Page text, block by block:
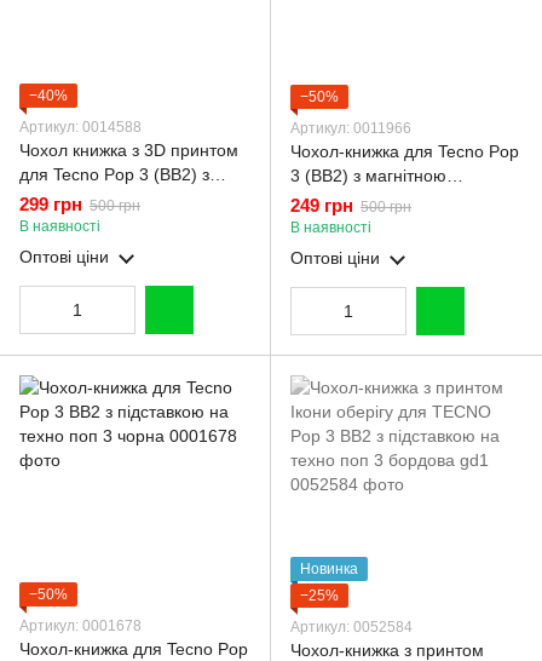
−40%
Артикул: 0014588
Чохол книжка з 3D принтом
для Tecno Pop 3 (BB2) з
екошкіри із підставкою та
магнитом чорна gd2
299 грн 500 грн
В наявності
Оптові ціни
−50%
Артикул: 0011966
Чохол-книжка для Tecno Pop
3 (BB2) з магнітною
застібкою з підставкою на
техно поп 3 чорна
249 грн 500 грн
В наявності
Оптові ціни
−50%
Артикул: 0001678
Чохол-книжка для Tecno Pop
Новинка
−25%
Артикул: 0052584
Чохол-книжка з принтом